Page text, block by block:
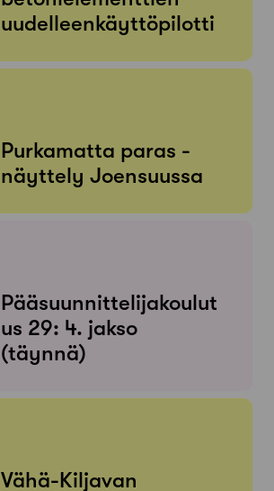
uudelleenkäyttöpilotti
Purkamatta paras -
näyttely Joensuussa
Pääsuunnittelijakoulut
us 29: 4. jakso
(täynnä)
Vähä-Kiljavan